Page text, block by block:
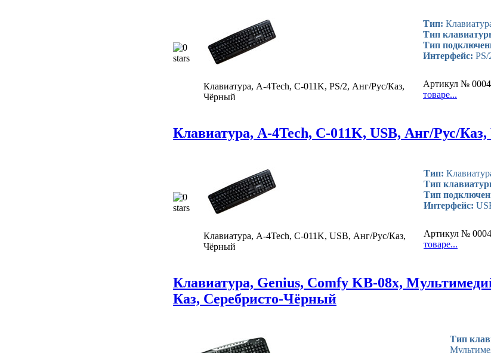
Клавиатура, A-4Tech, C-011K, PS/2, Анг/Рус/Каз,
Чёрный
Тип:
Тип
Тип
Интерфейс: PS/
Артикул №
товаре...
Клавиатура, A-4Tech, C-011K, USB, Анг/Рус/
Клавиатура, A-4Tech, C-011K, USB, Анг/Рус/Каз,
Чёрный
Тип:
Тип
Тип
Интерфейс:
Артикул №
товаре...
Клавиатура, Genius, Comfy KB-08x,
Каз, Серебристо-Чёрный
Тип